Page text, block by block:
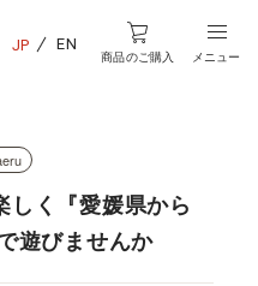
JP EN
商品のご購入 メニュー
しく『愛媛県から
遊びませんか